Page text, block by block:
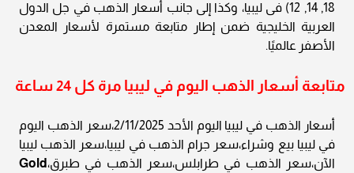
18, 14, 12) فى ليبيا، وكذا إلى جانب أسعار الذهب في جل الدول
العربية الخليجية ضمن إطار متابعة مستمرة لأسعار المعدن
الأصفر عالميًا.
متابعة أسعار الذهب اليوم في ليبيا مرة كل 24 ساعة
أسعار الذهب في ليبيا اليوم الأحد 2/11/2025،سعر الذهب اليوم
في ليبيا بيع وشراء،سعر جرام الذهب في ليبيا،سعر الذهب ليبيا
الآن،سعر الذهب في طرابلس،سعر الذهب في طبرق،Gold